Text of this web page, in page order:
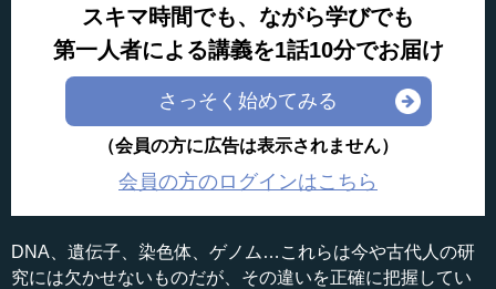
スキマ時間でも、ながら学びでも
第一人者による講義を1話10分でお届け
さっそく始めてみる
（会員の方に広告は表示されません）
会員の方のログインはこちら
DNA、遺伝子、染色体、ゲノム…これらは今や古代人の研
究には欠かせないものだが、その違いを正確に把握してい